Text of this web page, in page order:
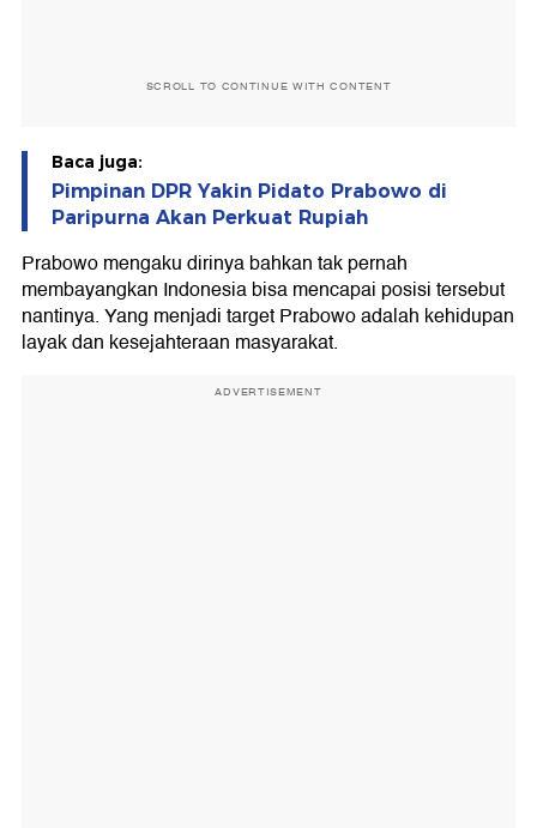
SCROLL TO CONTINUE WITH CONTENT
Baca juga:
Pimpinan DPR Yakin Pidato Prabowo di
Paripurna Akan Perkuat Rupiah
Prabowo mengaku dirinya bahkan tak pernah
membayangkan Indonesia bisa mencapai posisi tersebut
nantinya. Yang menjadi target Prabowo adalah kehidupan
layak dan kesejahteraan masyarakat.
ADVERTISEMENT